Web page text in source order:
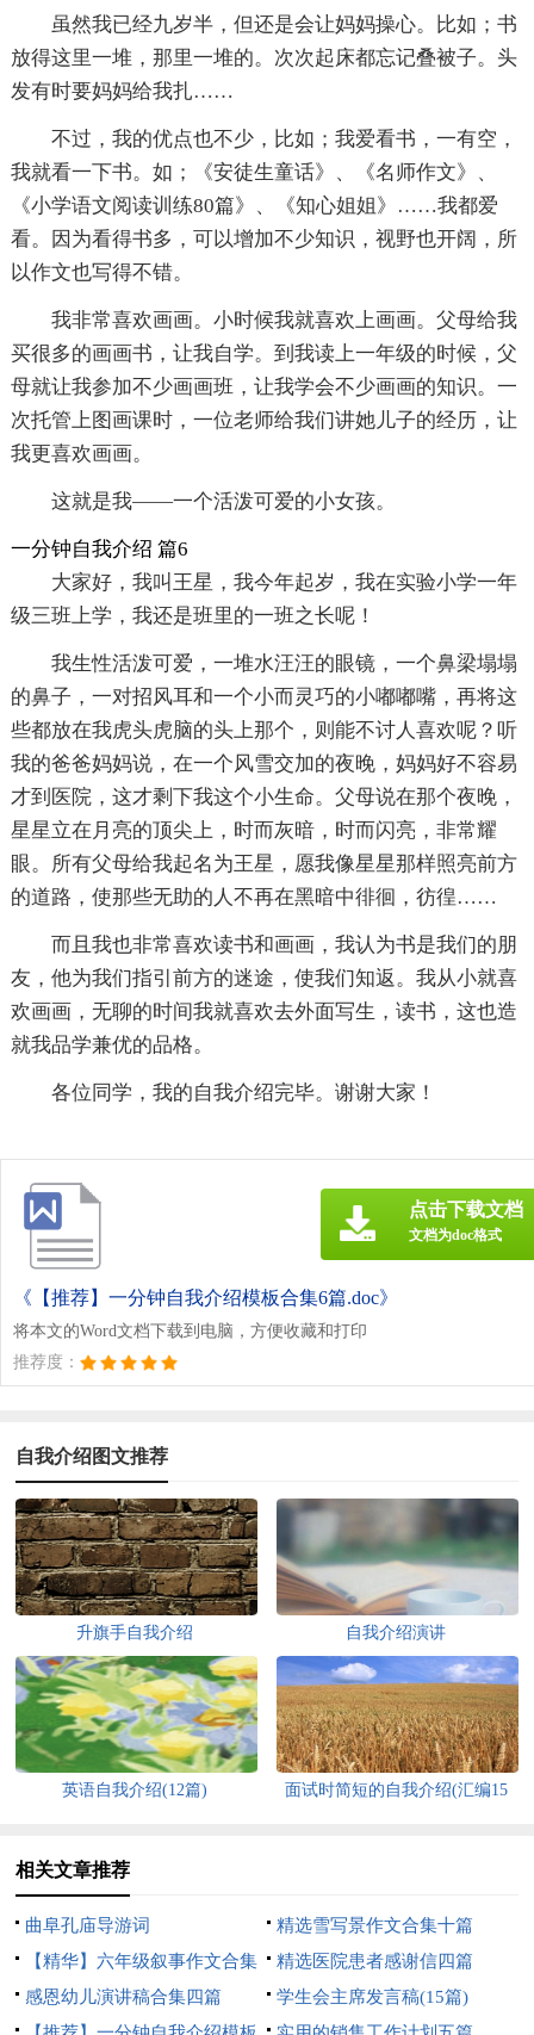
虽然我已经九岁半，但还是会让妈妈操心。比如；书
放得这里一堆，那里一堆的。次次起床都忘记叠被子。头
发有时要妈妈给我扎……
不过，我的优点也不少，比如；我爱看书，一有空，
我就看一下书。如；《安徒生童话》、《名师作文》、
《小学语文阅读训练80篇》、《知心姐姐》……我都爱
看。因为看得书多，可以增加不少知识，视野也开阔，所
以作文也写得不错。
我非常喜欢画画。小时候我就喜欢上画画。父母给我
买很多的画画书，让我自学。到我读上一年级的时候，父
母就让我参加不少画画班，让我学会不少画画的知识。一
次托管上图画课时，一位老师给我们讲她儿子的经历，让
我更喜欢画画。
这就是我――一个活泼可爱的小女孩。
一分钟自我介绍 篇6
大家好，我叫王星，我今年起岁，我在实验小学一年
级三班上学，我还是班里的一班之长呢！
我生性活泼可爱，一堆水汪汪的眼镜，一个鼻梁塌塌
的鼻子，一对招风耳和一个小而灵巧的小嘟嘟嘴，再将这
些都放在我虎头虎脑的头上那个，则能不讨人喜欢呢？听
我的爸爸妈妈说，在一个风雪交加的夜晚，妈妈好不容易
才到医院，这才剩下我这个小生命。父母说在那个夜晚，
星星立在月亮的顶尖上，时而灰暗，时而闪亮，非常耀
眼。所有父母给我起名为王星，愿我像星星那样照亮前方
的道路，使那些无助的人不再在黑暗中徘徊，彷徨……
而且我也非常喜欢读书和画画，我认为书是我们的朋
友，他为我们指引前方的迷途，使我们知返。我从小就喜
欢画画，无聊的时间我就喜欢去外面写生，读书，这也造
就我品学兼优的品格。
各位同学，我的自我介绍完毕。谢谢大家！
《【推荐】一分钟自我介绍模板合集6篇.doc》
将本文的Word文档下载到电脑，方便收藏和打印
推荐度：
点击下载文档
文档为doc格式
自我介绍图文推荐
升旗手自我介绍 自我介绍演讲
英语自我介绍(12篇)
面试时简短的自我介绍(汇编15
相关文章推荐
曲阜孔庙导游词
精选雪写景作文合集十篇
【精华】六年级叙事作文合集
9篇
精选医院患者感谢信四篇
感恩幼儿演讲稿合集四篇
学生会主席发言稿(15篇)